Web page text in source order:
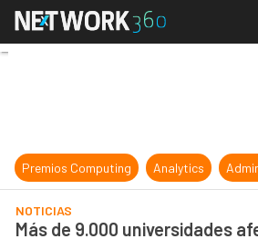
Más de
Premios Computing Analytics
NOTICIAS
Más de 9.000 universidades